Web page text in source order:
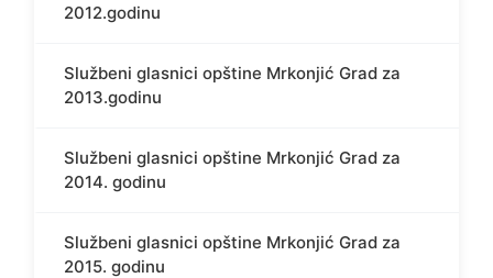
2012.godinu
Službeni glasnici opštine Mrkonjić Grad za
2013.godinu
Službeni glasnici opštine Mrkonjić Grad za
2014. godinu
Službeni glasnici opštine Mrkonjić Grad za
2015. godinu